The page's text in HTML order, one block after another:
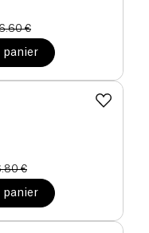
€
panier
€
panier